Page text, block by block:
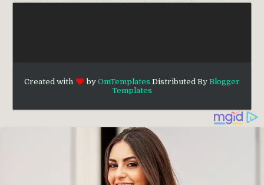
Created with by OmTemplates Distributed By Blogger
Templates